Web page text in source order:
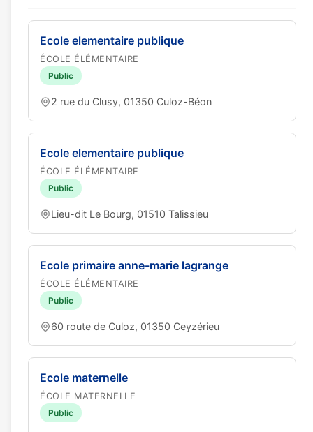
Ecole elementaire publique
ÉCOLE ÉLÉMENTAIRE
Public
2 rue du Clusy, 01350 Culoz-Béon
Ecole elementaire publique
ÉCOLE ÉLÉMENTAIRE
Public
Lieu-dit Le Bourg, 01510 Talissieu
Ecole primaire anne-marie lagrange
ÉCOLE ÉLÉMENTAIRE
Public
60 route de Culoz, 01350 Ceyzérieu
Ecole maternelle
ÉCOLE MATERNELLE
Public